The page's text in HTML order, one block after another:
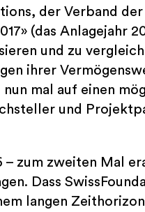
der Verband
(das Anlagejahr
und zu
ihrer
mal auf einen
und
– zum zweiten Mal
Dass
langen